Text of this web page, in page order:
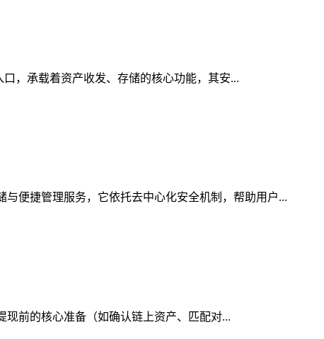
，承载着资产收发、存储的核心功能，其安...
便捷管理服务，它依托去中心化安全机制，帮助用户...
现前的核心准备（如确认链上资产、匹配对...